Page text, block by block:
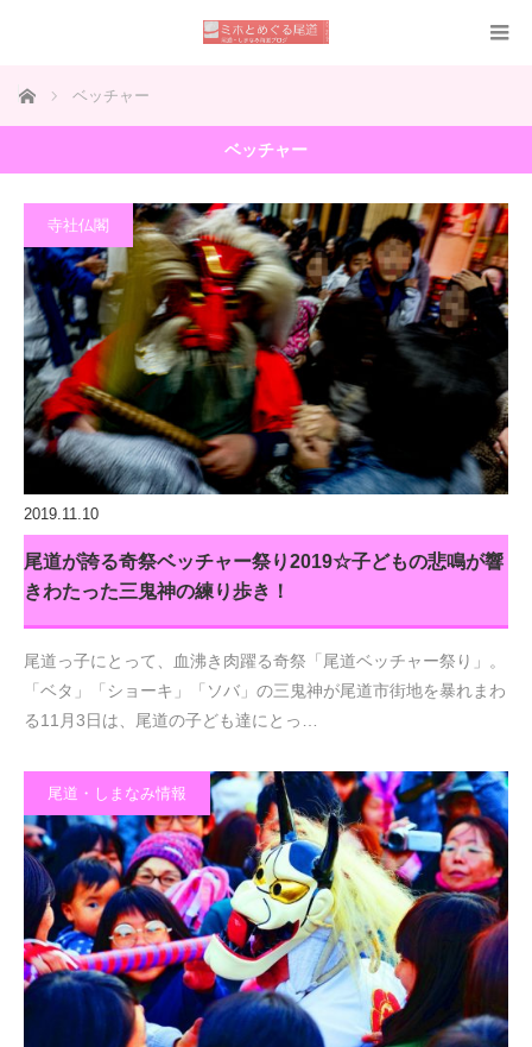
ホーム ベッチャー
ベッチャー
寺社仏閣
2019.11.10
尾道が誇る奇祭ベッチャー祭り2019☆子どもの悲鳴が響
きわたった三鬼神の練り歩き！
尾道っ子にとって、血沸き肉躍る奇祭「尾道ベッチャー祭り」。
「ベタ」「ショーキ」「ソバ」の三鬼神が尾道市街地を暴れまわ
る11月3日は、尾道の子ども達にとっ…
尾道・しまなみ情報